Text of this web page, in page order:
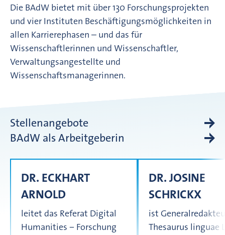
Die BAdW bietet mit über 130 Forschungsprojekten
und vier Instituten Beschäftigungsmöglichkeiten in
allen Karrierephasen – und das für
Wissenschaftlerinnen und Wissenschaftler,
Verwaltungsangestellte und
Wissenschaftsmanagerinnen.
Stellenangebote
BAdW als Arbeitgeberin
DR. ECKHART
ARNOLD
leitet das Referat Digital
Humanities − Forschung
DR. JOSINE
SCHRICKX
ist
Thesaurus linguae